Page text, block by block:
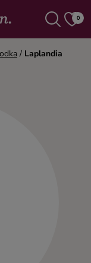
0
/ Laplandia